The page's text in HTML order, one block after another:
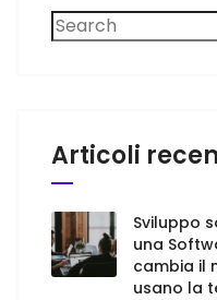
Articoli
Sviluppo
una
cambia il
usano la